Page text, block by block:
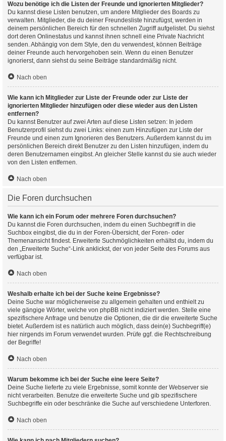
Wozu benötige ich die Listen der Freunde und ignorierten Mitglieder?
Du kannst diese Listen benutzen, um andere Mitglieder des Boards zu
verwalten. Mitglieder, die du deiner Freundesliste hinzufügst, werden in
deinem persönlichen Bereich für den schnellen Zugriff aufgelistet. Du siehst
dort deren Onlinestatus und kannst ihnen schnell eine Private Nachricht
senden. Abhängig von dem Style, den du verwendest, können Beiträge
deiner Freunde auch hervorgehoben sein. Wenn du einen Benutzer
ignorierst, dann siehst du seine Beiträge standardmäßig nicht.
Nach oben
Wie kann ich Mitglieder zur Liste der Freunde oder zur Liste der
ignorierten Mitglieder hinzufügen oder diese wieder aus den Listen
entfernen?
Du kannst Benutzer auf zwei Arten auf diese Listen setzen: In jedem
Benutzerprofil siehst du zwei Links: einen zum Hinzufügen zur Liste der
Freunde und einen zum Ignorieren des Benutzers. Außerdem kannst du im
persönlichen Bereich direkt Benutzer zu den Listen hinzufügen, indem du
deren Benutzernamen eingibst. An gleicher Stelle kannst du sie auch wieder
von den Listen entfernen.
Nach oben
Die Foren durchsuchen
Wie kann ich ein Forum oder mehrere Foren durchsuchen?
Du kannst die Foren durchsuchen, indem du einen Suchbegriff in die
Suchbox eingibst, die du in der Foren-Übersicht, der Foren- oder
Themenansicht findest. Erweiterte Suchmöglichkeiten erhältst du, indem du
den „Erweiterte Suche“-Link anklickst, der von jeder Seite des Forums aus
verfügbar ist.
Nach oben
Weshalb erhalte ich bei der Suche keine Ergebnisse?
Deine Suche war möglicherweise zu allgemein gehalten und enthielt zu
viele gängige Wörter, welche von phpBB nicht indiziert werden. Stelle eine
spezifischere Anfrage und benutze die Optionen, die dir die erweiterte Suche
bietet. Außerdem ist es natürlich auch möglich, dass dein(e) Suchbegriff(e)
hier nirgends im Forum verwendet wurden. Prüfe ggf. die Rechtschreibung
der Begriffe!
Nach oben
Warum bekomme ich bei der Suche eine leere Seite?
Deine Suche lieferte zu viele Ergebnisse, somit konnte der Webserver sie
nicht verarbeiten. Benutze die erweiterte Suche und gib spezifischere
Suchbegriffe ein oder beschränke die Suche auf verschiedene Unterforen.
Nach oben